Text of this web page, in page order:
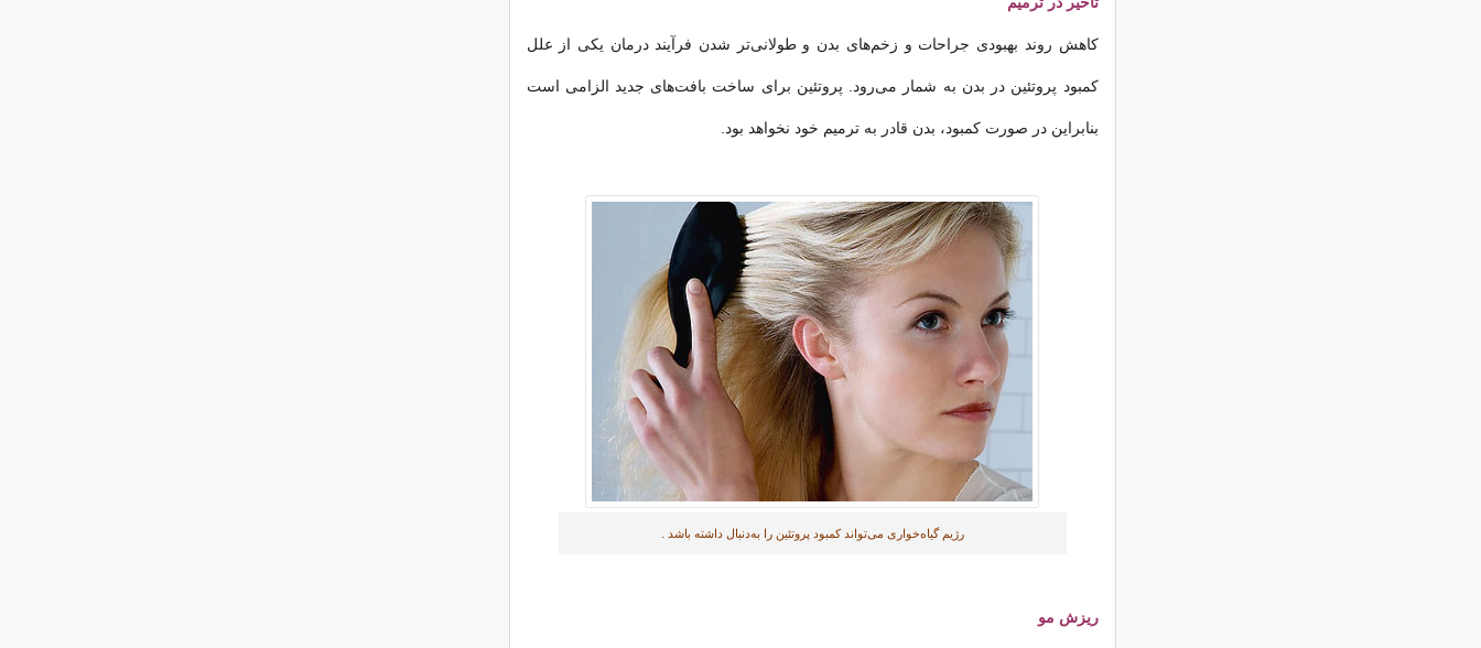
کاهش روند بهبودی جراحات و زخم‌های بدن و طولانی‌تر شدن فرآیند درمان یکی از علل
کمبود پروتئین در بدن به شمار می‌رود. پروتئین برای ساخت بافت‌های جدید الزامی است
بنابراین در صورت کمبود، بدن قادر به ترمیم خود نخواهد بود.
رژیم گیاه‌خواری می‌تواند کمبود پروتئین را به‌دنبال داشته باشد .
ریزش مو